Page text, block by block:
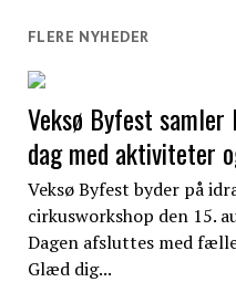
FLERE NYHEDER
Veksø Byfest
dag med aktiviteter
Veksø Byfest byder på
cirkusworkshop den 15.
Dagen afsluttes med
Glæd dig...